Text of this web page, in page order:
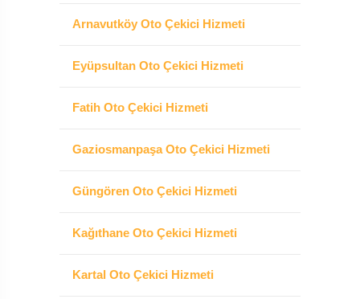
Arnavutköy Oto Çekici Hizmeti
Eyüpsultan Oto Çekici Hizmeti
Fatih Oto Çekici Hizmeti
Gaziosmanpaşa Oto Çekici Hizmeti
Güngören Oto Çekici Hizmeti
Kağıthane Oto Çekici Hizmeti
Kartal Oto Çekici Hizmeti